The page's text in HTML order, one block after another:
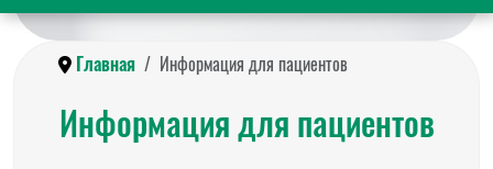
Главная Информация для пациентов
Информация для пациентов